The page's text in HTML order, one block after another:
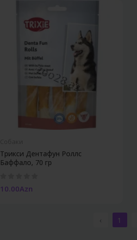
Трикси Дентафун Роллс
Баффало, 70 гр
10.00Azn
‹ 1